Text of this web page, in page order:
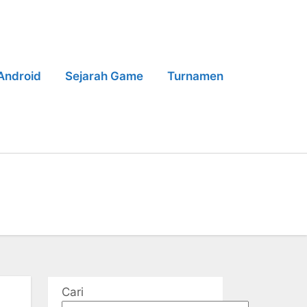
Sejarah Game Turnamen
Cari